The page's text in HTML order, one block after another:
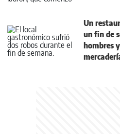
Un
un fin de
hombres